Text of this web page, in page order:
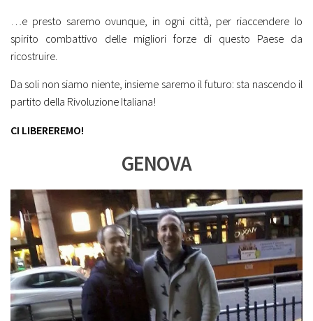
…e presto saremo ovunque, in ogni città, per riaccendere lo
spirito combattivo delle migliori forze di questo Paese da
ricostruire.
Da soli non siamo niente, insieme saremo il futuro: sta nascendo il
partito della Rivoluzione Italiana!
CI LIBEREREMO!
GENOVA